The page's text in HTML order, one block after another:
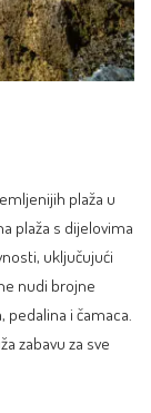
plaža u
plaža s dijelovima
uključujući
nudi brojne
i čamaca.
zabavu za sve